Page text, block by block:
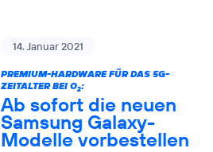
14. Januar 2021
PREMIUM-HARDWARE FÜR DAS 5G-
ZEITALTER BEI O2:
Ab sofort die neuen
Samsung Galaxy-
Modelle vorbestellen